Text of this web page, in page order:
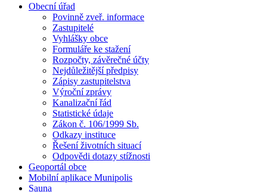
Obecní úřad
Povinně zveř. informace
Zastupitelé
Vyhlášky obce
Formuláře ke stažení
Rozpočty, závěrečné účty
Nejdůležitější předpisy
Zápisy zastupitelstva
Výroční zprávy
Kanalizační řád
Statistické údaje
Zákon č. 106/1999 Sb.
Odkazy instituce
Řešení životních situací
Odpovědi dotazy stížnosti
Geoportál obce
Mobilní aplikace Munipolis
Sauna